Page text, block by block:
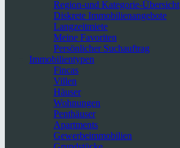
Region-und Kategorie-Übersicht
Diskrete Immobilienangebote
Langzeitmiete
Meine Favoriten
Persönlicher Suchauftrag
Immobilientypen
Fincas
Villen
Häuser
Wohnungen
Penthäuser
Apartments
Gewerbeimmobilien